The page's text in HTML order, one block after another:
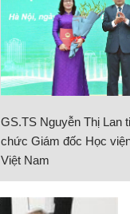
GS.TS Nguyễn Thị Lan
chức Giám đốc Học
Việt Nam